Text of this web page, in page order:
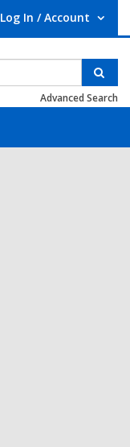
Log In / Account
User Log In / Account.
Advanced Search